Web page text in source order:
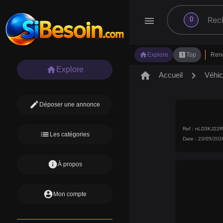
menu 0
search
home Explore looks_oneTop
home Explore
edit Déposer une annonce
list Les catégories
infoÀ propos
account_circle Mon compte
home Accueil chevron_right
Ref :
Date : 23/05/